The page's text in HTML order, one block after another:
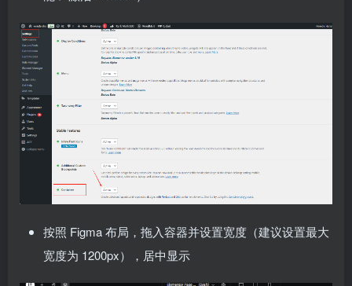
按照 Figma 布局，拖入容器并设置宽度（建议设置最大
宽度为 1200px），居中显示